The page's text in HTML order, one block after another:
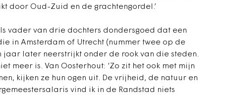
door Oud-Zuid en de grachtengordel.’
vader van drie dochters dondersgoed dat een
in Amsterdam of Utrecht (nummer twee op de
jaar later neerstrijkt onder de rook van die steden.
meer is. Van Oosterhout: ‘Zo zit het ook met mijn
kijken ze hun ogen uit. De vrijheid, de natuur en
vind ik in de Randstad niets